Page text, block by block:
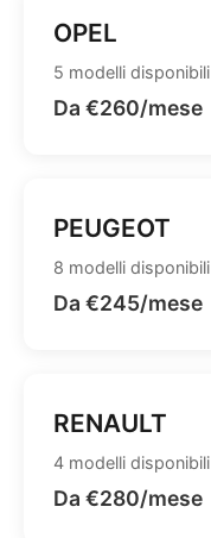
OPEL
5 modelli disponibili
Da €260/mese
PEUGEOT
8 modelli disponibili
Da €245/mese
RENAULT
4 modelli disponibili
Da €280/mese